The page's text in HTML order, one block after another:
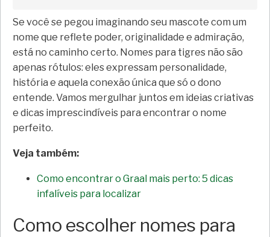
Se você se pegou imaginando seu mascote com um
nome que reflete poder, originalidade e admiração,
está no caminho certo. Nomes para tigres não são
apenas rótulos: eles expressam personalidade,
história e aquela conexão única que só o dono
entende. Vamos mergulhar juntos em ideias criativas
e dicas imprescindíveis para encontrar o nome
perfeito.
Veja também:
Como encontrar o Graal mais perto: 5 dicas
infalíveis para localizar
Como escolher nomes para